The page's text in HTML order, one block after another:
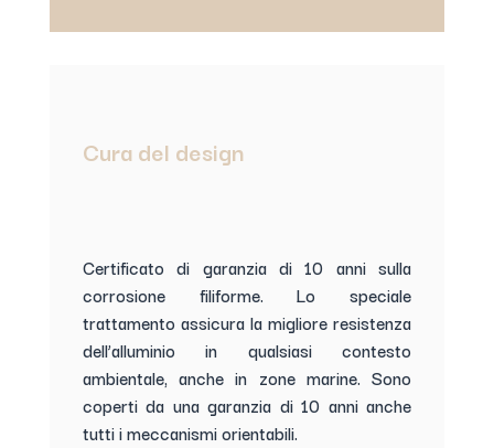
Cura del design
Certificato di garanzia di 10 anni sulla
corrosione filiforme. Lo speciale
trattamento assicura la migliore resistenza
dell’alluminio in qualsiasi contesto
ambientale, anche in zone marine. Sono
coperti da una garanzia di 10 anni anche
tutti i meccanismi orientabili.